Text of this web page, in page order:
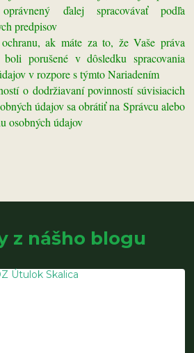
ďalej spracovávať podľa
predpisov
ak máte za to, že Vaše práva
porušené v dôsledku spracovania
v rozpore s týmto Nariadením
o dodržiavaní povinností súvisiacich
údajov sa obrátiť na Správcu alebo
osobných údajov
z nášho blogu